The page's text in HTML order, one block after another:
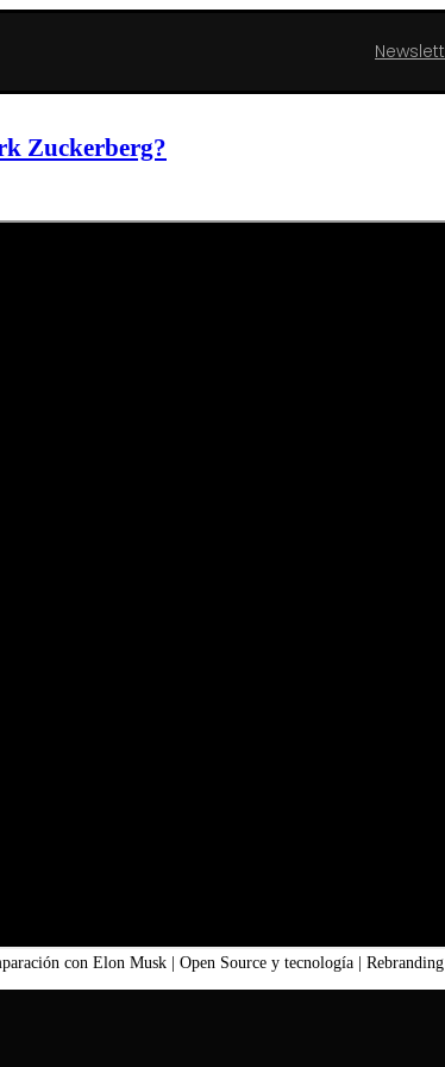
Zuckerberg?
con Elon Musk | Open Source y tecnología |